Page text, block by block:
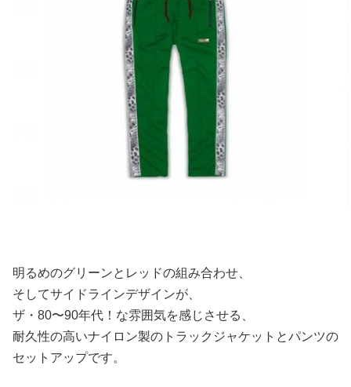
明るめのグリーンとレッドの組み合わせ、
そしてサイドラインデザインが、
ザ・80〜90年代！な雰囲気を感じさせる、
耐久性の高いナイロン製のトラックジャケットとパンツの
セットアップです。